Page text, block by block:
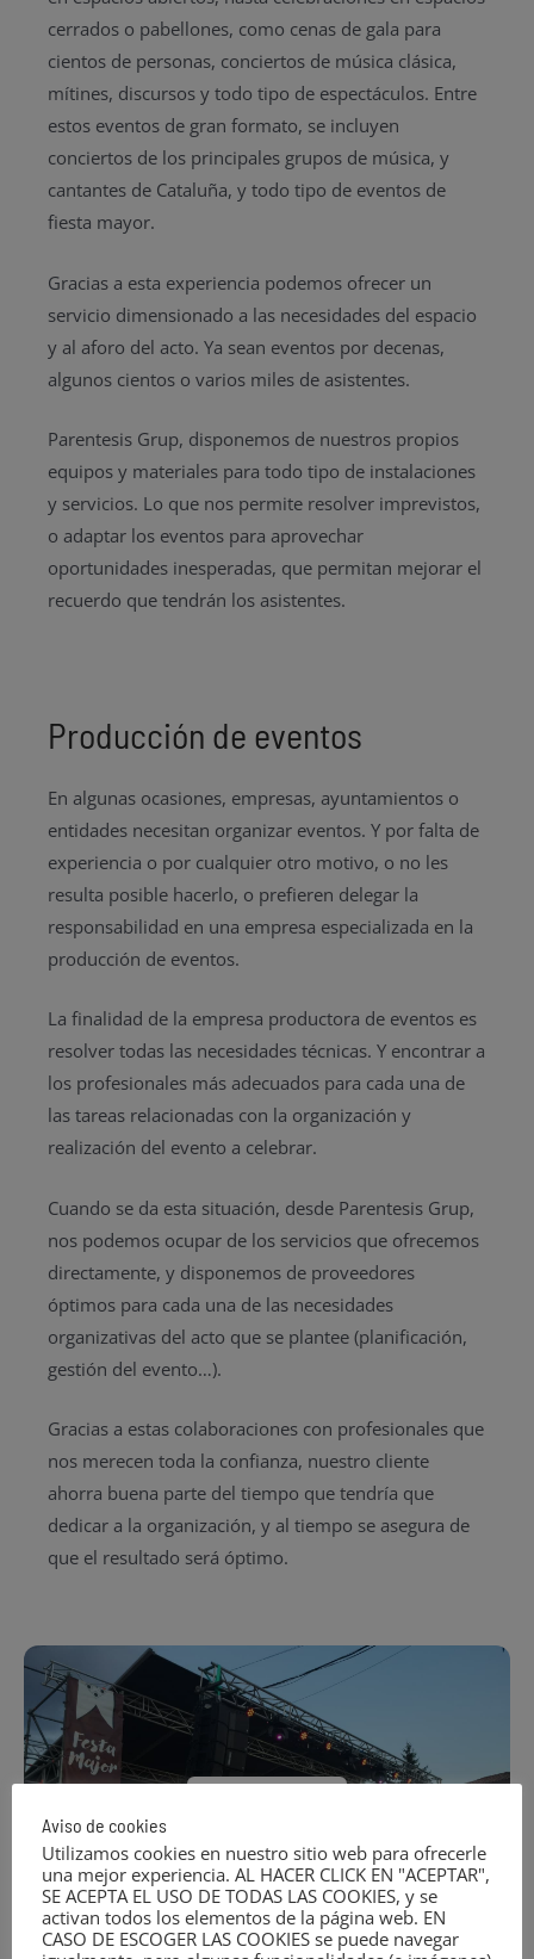
cerrados o pabellones, como cenas de gala para
cientos de personas, conciertos de música clásica,
mítines, discursos y todo tipo de espectáculos. Entre
estos eventos de gran formato, se incluyen
conciertos de los principales grupos de música, y
cantantes de Cataluña, y todo tipo de eventos de
fiesta mayor.
Gracias a esta experiencia podemos ofrecer un
servicio dimensionado a las necesidades del espacio
y al aforo del acto. Ya sean eventos por decenas,
algunos cientos o varios miles de asistentes.
Parentesis Grup, disponemos de nuestros propios
equipos y materiales para todo tipo de instalaciones
y servicios. Lo que nos permite resolver imprevistos,
o adaptar los eventos para aprovechar
oportunidades inesperadas, que permitan mejorar el
recuerdo que tendrán los asistentes.
Producción de eventos
En algunas ocasiones, empresas, ayuntamientos o
entidades necesitan organizar eventos. Y por falta de
experiencia o por cualquier otro motivo, o no les
resulta posible hacerlo, o prefieren delegar la
responsabilidad en una empresa especializada en la
producción de eventos.
La finalidad de la empresa productora de eventos es
resolver todas las necesidades técnicas. Y encontrar a
los profesionales más adecuados para cada una de
las tareas relacionadas con la organización y
realización del evento a celebrar.
Cuando se da esta situación, desde Parentesis Grup,
nos podemos ocupar de los servicios que ofrecemos
directamente, y disponemos de proveedores
óptimos para cada una de las necesidades
organizativas del acto que se plantee (planificación,
gestión del evento…).
Gracias a estas colaboraciones con profesionales que
nos merecen toda la confianza, nuestro cliente
ahorra buena parte del tiempo que tendría que
dedicar a la organización, y al tiempo se asegura de
que el resultado será óptimo.
Aviso de cookies
Utilizamos cookies en nuestro sitio web para ofrecerle
una mejor experiencia. AL HACER CLICK EN "ACEPTAR",
SE ACEPTA EL USO DE TODAS LAS COOKIES, y se
activan todos los elementos de la página web. EN
CASO DE ESCOGER LAS COOKIES se puede navegar